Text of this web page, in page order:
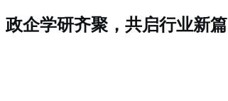
政企学研齐聚，共启行业新篇